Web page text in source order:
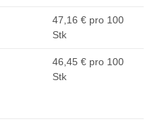
47,16 € pro 100
Stk
46,45 € pro 100
Stk